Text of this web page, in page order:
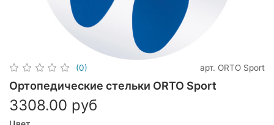
(0) арт. ORTO Sport
Ортопедические стельки ORTO Sport
3308.00 руб